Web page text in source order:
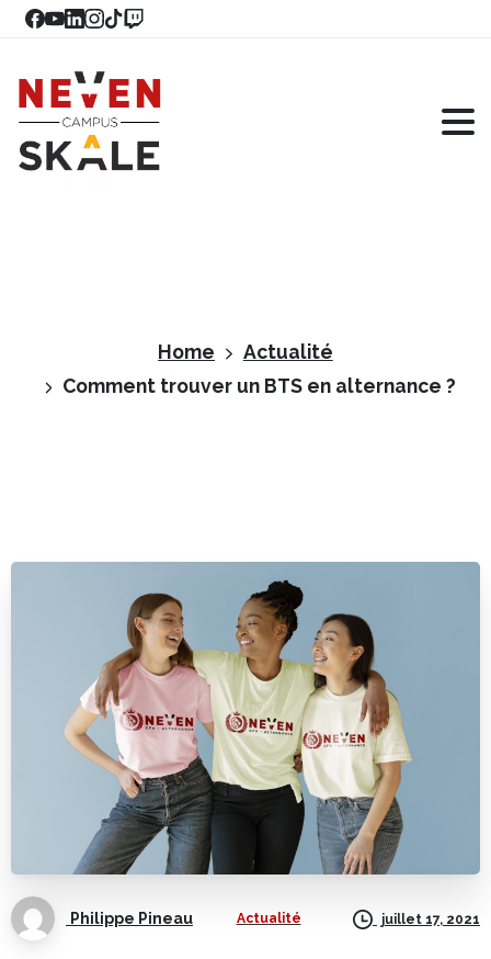
Home
Actualité
Comment trouver un BTS en alternance ?
Philippe Pineau Actualité juillet 17, 2021